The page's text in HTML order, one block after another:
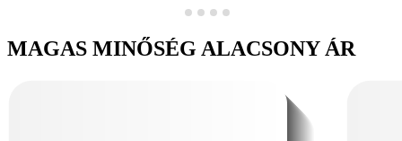
MAGAS MINŐSÉG ALACSONY ÁR